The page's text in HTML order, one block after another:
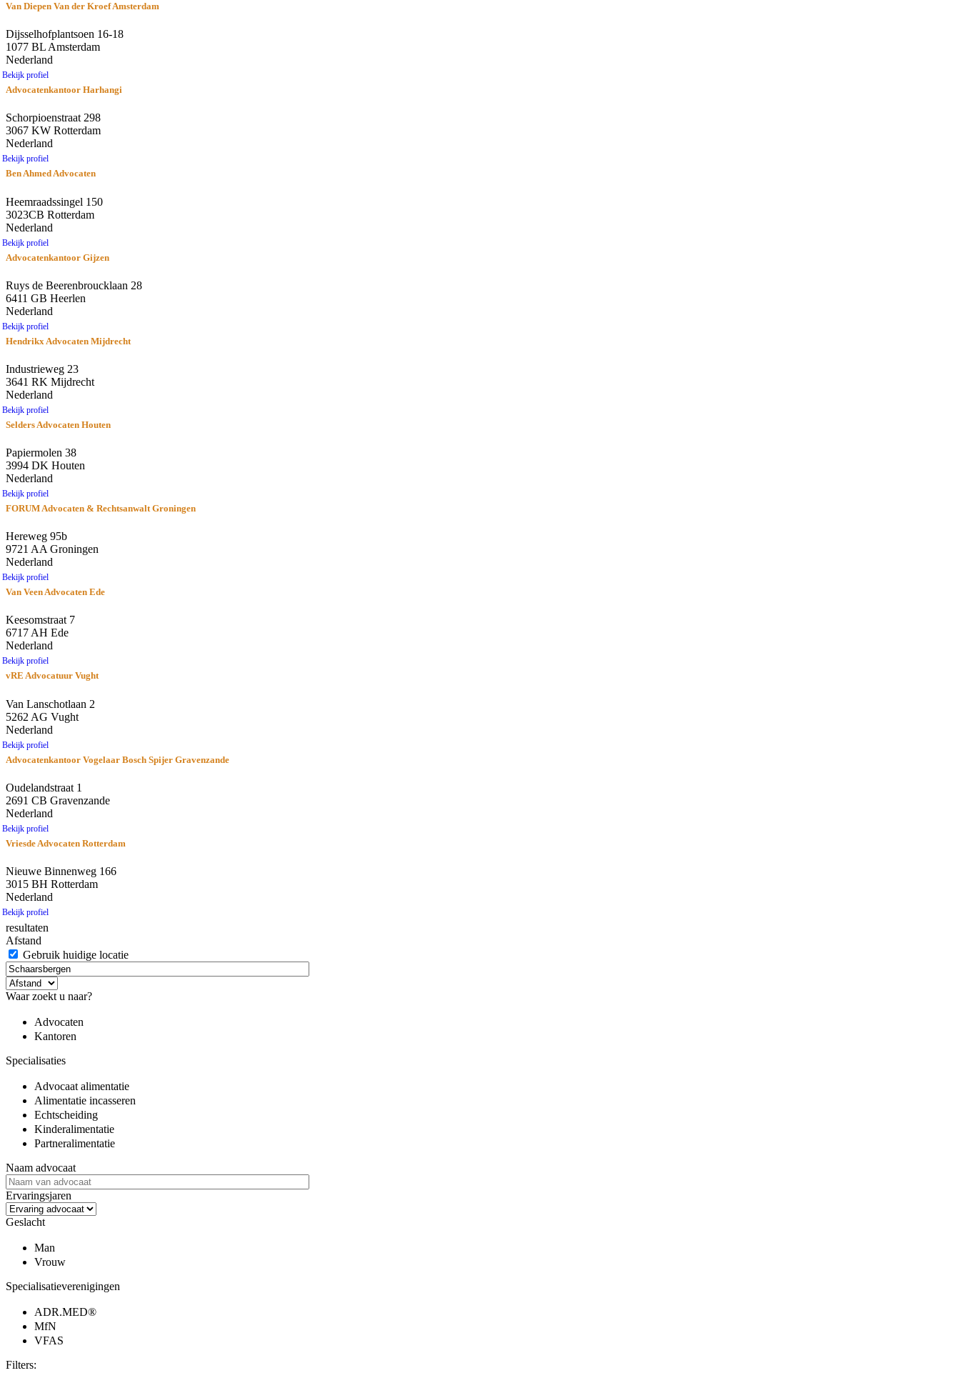
Van Diepen Van der Kroef Amsterdam
Dijsselhofplantsoen 16-18
1077 BL Amsterdam
Nederland
Bekijk profiel
Advocatenkantoor Harhangi
Schorpioenstraat 298
3067 KW Rotterdam
Nederland
Bekijk profiel
Ben Ahmed Advocaten
Heemraadssingel 150
3023CB Rotterdam
Nederland
Bekijk profiel
Advocatenkantoor Gijzen
Ruys de Beerenbroucklaan 28
6411 GB Heerlen
Nederland
Bekijk profiel
Hendrikx Advocaten Mijdrecht
Industrieweg 23
3641 RK Mijdrecht
Nederland
Bekijk profiel
Selders Advocaten Houten
Papiermolen 38
3994 DK Houten
Nederland
Bekijk profiel
FORUM Advocaten & Rechtsanwalt Groningen
Hereweg 95b
9721 AA Groningen
Nederland
Bekijk profiel
Van Veen Advocaten Ede
Keesomstraat 7
6717 AH Ede
Nederland
Bekijk profiel
vRE Advocatuur Vught
Van Lanschotlaan 2
5262 AG Vught
Nederland
Bekijk profiel
Advocatenkantoor Vogelaar Bosch Spijer Gravenzande
Oudelandstraat 1
2691 CB Gravenzande
Nederland
Bekijk profiel
Vriesde Advocaten Rotterdam
Nieuwe Binnenweg 166
3015 BH Rotterdam
Nederland
Bekijk profiel
resultaten
Afstand
Gebruik huidige locatie
Waar zoekt u naar?
Advocaten
Kantoren
Specialisaties
Advocaat alimentatie
Alimentatie incasseren
Echtscheiding
Kinderalimentatie
Partneralimentatie
Naam advocaat
Ervaringsjaren
Geslacht
Man
Vrouw
Specialisatieverenigingen
ADR.MED®
MfN
VFAS
Filters: